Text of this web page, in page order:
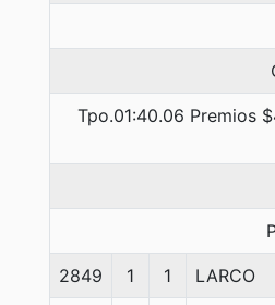
Tpo.01:40.06 Premios
2849 1 1 LARCO